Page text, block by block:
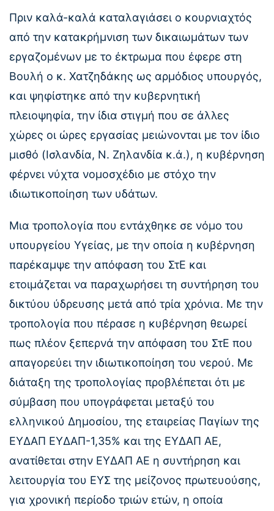
Πριν καλά-καλά καταλαγιάσει ο κουρνιαχτός
από την κατακρήμνιση των δικαιωμάτων των
εργαζομένων με το έκτρωμα που έφερε στη
Βουλή ο κ. Χατζηδάκης ως αρμόδιος υπουργός,
και ψηφίστηκε από την κυβερνητική
πλειοψηφία, την ίδια στιγμή που σε άλλες
χώρες οι ώρες εργασίας μειώνονται με τον ίδιο
μισθό (Ισλανδία, Ν. Ζηλανδία κ.ά.), η κυβέρνηση
φέρνει νύχτα νομοσχέδιο με στόχο την
ιδιωτικοποίηση των υδάτων.
Μια τροπολογία που εντάχθηκε σε νόμο του
υπουργείου Υγείας, με την οποία η κυβέρνηση
παρέκαμψε την απόφαση του ΣτΕ και
ετοιμάζεται να παραχωρήσει τη συντήρηση του
δικτύου ύδρευσης μετά από τρία χρόνια. Με την
τροπολογία που πέρασε η κυβέρνηση θεωρεί
πως πλέον ξεπερνά την απόφαση του ΣτΕ που
απαγορεύει την ιδιωτικοποίηση του νερού. Με
διάταξη της τροπολογίας προβλέπεται ότι με
σύμβαση που υπογράφεται μεταξύ του
ελληνικού Δημοσίου, της εταιρείας Παγίων της
ΕΥΔΑΠ ΕΥΔΑΠ-1,35% και της ΕΥΔΑΠ ΑΕ,
ανατίθεται στην ΕΥΔΑΠ ΑΕ η συντήρηση και
λειτουργία του ΕΥΣ της μείζονος πρωτευούσης,
για χρονική περίοδο τριών ετών, η οποία